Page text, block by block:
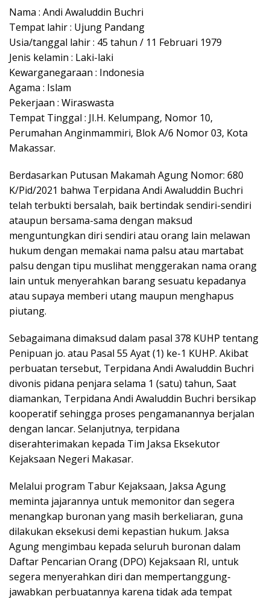
Nama : Andi Awaluddin Buchri
Tempat lahir : Ujung Pandang
Usia/tanggal lahir : 45 tahun / 11 Februari 1979
Jenis kelamin : Laki-laki
Kewarganegaraan : Indonesia
Agama : Islam
Pekerjaan : Wiraswasta
Tempat Tinggal : JI.H. Kelumpang, Nomor 10,
Perumahan Anginmammiri, Blok A/6 Nomor 03, Kota
Makassar.
Berdasarkan Putusan Makamah Agung Nomor: 680
K/Pid/2021 bahwa Terpidana Andi Awaluddin Buchri
telah terbukti bersalah, baik bertindak sendiri-sendiri
ataupun bersama-sama dengan maksud
menguntungkan diri sendiri atau orang lain melawan
hukum dengan memakai nama palsu atau martabat
palsu dengan tipu muslihat menggerakan nama orang
lain untuk menyerahkan barang sesuatu kepadanya
atau supaya memberi utang maupun menghapus
piutang.
Sebagaimana dimaksud dalam pasal 378 KUHP tentang
Penipuan jo. atau Pasal 55 Ayat (1) ke-1 KUHP. Akibat
perbuatan tersebut, Terpidana Andi Awaluddin Buchri
divonis pidana penjara selama 1 (satu) tahun, Saat
diamankan, Terpidana Andi Awaluddin Buchri bersikap
kooperatif sehingga proses pengamanannya berjalan
dengan lancar. Selanjutnya, terpidana
diserahterimakan kepada Tim Jaksa Eksekutor
Kejaksaan Negeri Makasar.
Melalui program Tabur Kejaksaan, Jaksa Agung
meminta jajarannya untuk memonitor dan segera
menangkap buronan yang masih berkeliaran, guna
dilakukan eksekusi demi kepastian hukum. Jaksa
Agung mengimbau kepada seluruh buronan dalam
Daftar Pencarian Orang (DPO) Kejaksaan RI, untuk
segera menyerahkan diri dan mempertanggung-
jawabkan perbuatannya karena tidak ada tempat